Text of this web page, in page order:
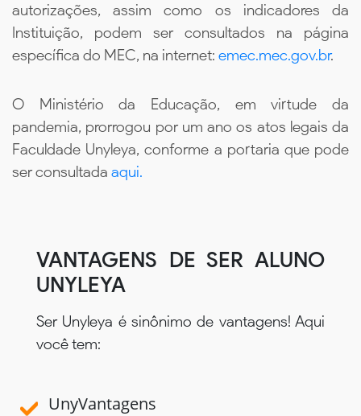
autorizações, assim como os indicadores da
Instituição, podem ser consultados na página
específica do MEC, na internet: emec.mec.gov.br.
O Ministério da Educação, em virtude da
pandemia, prorrogou por um ano os atos legais da
Faculdade Unyleya, conforme a portaria que pode
ser consultada aqui.
VANTAGENS DE SER ALUNO
UNYLEYA
Ser Unyleya é sinônimo de vantagens! Aqui
você tem:
UnyVantagens